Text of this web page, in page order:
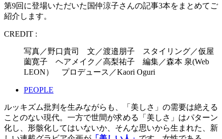
第9回に登場いただいた国仲涼子さんの記事3本をまとめてご
紹介します。
CREDIT :
写真／野口貴司 文／渡邉朋子 スタイリング／仮屋
薗寛子 ヘアメイク／高梨祐子 編集／森本 泉(Web
LEON） プロデュース／Kaori Oguri
PEOPLE
ルッキズム批判を生みながらも、「美しさ」の需要は絶える
ことのない現代。一方で世間が求める「美しさ」はパターン
化し、形骸化してはいないか、そんな思いから生まれた、新